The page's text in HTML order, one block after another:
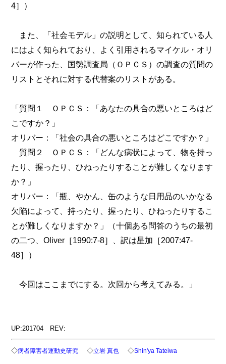
4］）
また、「社会モデル」の説明として、知られている人
にはよく知られており、よく引用されるマイケル・オリ
バーが作った、国勢調査局（ＯＰＣＳ）の調査の質問の
リストとそれに対する代替案のリストがある。
「質問１ ＯＰＣＳ：「あなたの具合の悪いところはど
こですか？」
オリバー：「社会の具合の悪いところはどこですか？」
質問２ ＯＰＣＳ：「どんな病状によって、物を持っ
たり、握ったり、ひねったりすることが難しくなります
か？」
オリバー：「瓶、やかん、缶のような日用品のいかなる
欠陥によって、持ったり、握ったり、ひねったりするこ
とが難しくなりますか？」（十個ある問答のうちの最初
の二つ、Oliver［1990:7-8］、訳は星加［2007:47-
48］）
今回はここまでにする。次回から考えてみる。」
UP:201704 REV:
◇病者障害者運動史研究 ◇立岩 真也 ◇Shin'ya Tateiwa